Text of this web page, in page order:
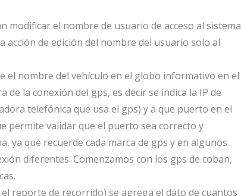
modificar el nombre de usuario de acceso al sistema
de edición del nombre del usuario solo al
el nombre del vehículo en el globo informativo en el
la conexión del gps, es decir se indica la IP de
telefónica que usa el gps) y a que puerto en el
permite validar que el puerto sea correcto y
ya que recuerde cada marca de gps y en algunos
diferentes. Comenzamos con los gps de coban,
reporte de recorrido) se agrega el dato de cuantos